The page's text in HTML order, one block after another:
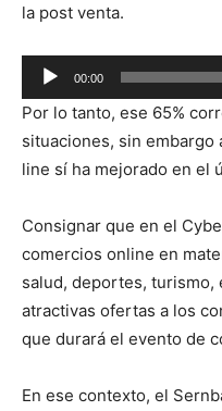
la post venta.
Reproductor
de
audio
00:00
Por lo tanto, ese 65%
situaciones, sin
line sí ha mejorado en el
Consignar que en el
comercios online en
salud, deportes,
atractivas ofertas a los
que durará el evento de
En ese contexto, el